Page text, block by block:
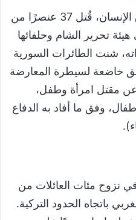
وفقًا للمرصد السوري لحقوق الإنسان، قُتل 37 عنصرًا من
من مقاتلي هيئة تحرير الشام وحلفائها
شنت الطائرات السورية
مناطق خاضعة لسيطرة المعارضة
مقتل امرأة وطفل،
وفق ما أفاد به الدفاع
نزوح مئات العائلات من
باتجاه الحدود التركية.